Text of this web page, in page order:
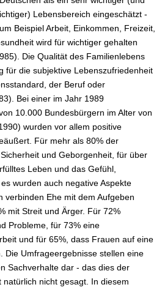
Lebensbereich eingeschätzt -
Beispiel Arbeit, Einkommen, Freizeit,
wird für wichtiger gehalten
Die Qualität des Familienlebens
für die subjektive Lebenszufriedenheit
der Beruf oder
Bei einer im Jahr 1989
10.000 Bundesbürgern im Alter von
wurden vor allem positive
Für mehr als 80% der
und Geborgenheit, für über
Leben und das Gefühl,
wurden auch negative Aspekte
verbinden Ehe mit dem Aufgeben
mit Streit und Ärger. Für 72%
Probleme, für 73% eine
und für 65%, dass Frauen auf eine
Die Umfrageergebnisse stellen eine
Sachverhalte dar - das dies der
nicht gesagt. In diesem